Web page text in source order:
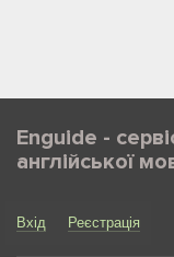
Enguide -
англійської
Вхід Реєстрація